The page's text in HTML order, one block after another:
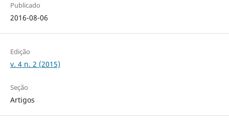
Publicado
2016-08-06
Edição
v. 4 n. 2 (2015)
Seção
Artigos